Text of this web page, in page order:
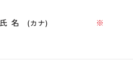
氏名(カナ) ※